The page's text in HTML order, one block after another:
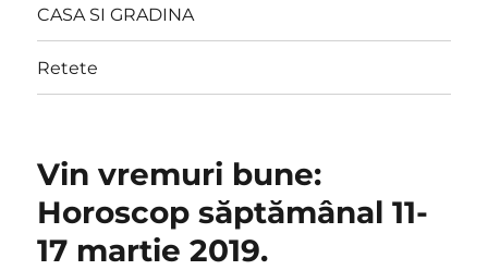
CASA SI GRADINA
Retete
Vin vremuri bune:
Horoscop săptămânal 11-
17 martie 2019.